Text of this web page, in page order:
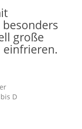
große
einfrieren.
D